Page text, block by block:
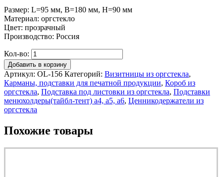
Размер: L=95 мм, B=180 мм, H=90 мм
Материал: оргстекло
Цвет: прозрачный
Производство: Россия
Кол-во:
Добавить в корзину
Артикул: OL-156 Категорий: Визитницы из оргстекла,
Карманы, подставки для печатной продукции, Короб из
оргстекла, Подставка под листовки из оргстекла, Подставки
менюхолдеры(тайбл-тент) а4, а5, а6, Ценникодержатели из
оргстекла
Похожие товары